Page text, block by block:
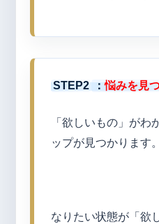
STEP2 ：悩みを見
「欲しいもの」がわ
ップが見つかります。
なりたい状態が「欲